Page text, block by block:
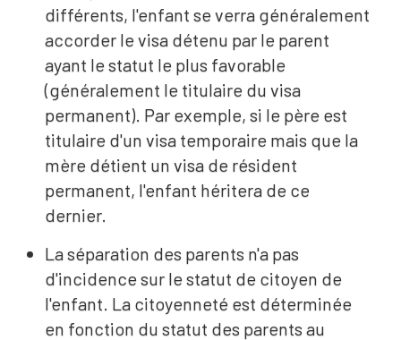
différents, l'enfant se verra généralement
accorder le visa détenu par le parent
ayant le statut le plus favorable
(généralement le titulaire du visa
permanent). Par exemple, si le père est
titulaire d'un visa temporaire mais que la
mère détient un visa de résident
permanent, l'enfant héritera de ce
dernier.
La séparation des parents n'a pas
d'incidence sur le statut de citoyen de
l'enfant. La citoyenneté est déterminée
en fonction du statut des parents au